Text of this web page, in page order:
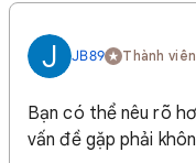
J JB89 Thành
Bạn có thể nêu rõ
vấn đề gặp phải